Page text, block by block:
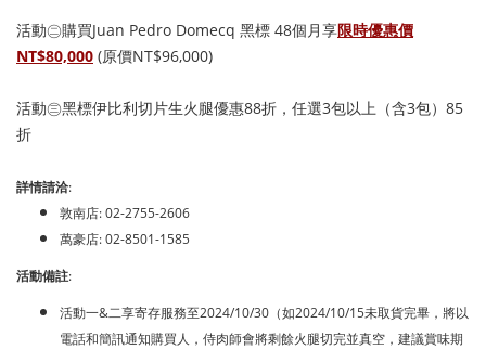
活動㊁購買Juan Pedro Domecq 黑標 48個月享限時優惠價
NT$80,000 (原價NT$96,000)
活動㊂黑標伊比利切片生火腿優惠88折，任選3包以上（含3包）85
折
詳情請洽:
敦南店: 02-2755-2606
萬豪店: 02-8501-1585
活動備註:
活動一&二享寄存服務至2024/10/30（如2024/10/15未取貨完畢，將以
電話和簡訊通知購買人，侍肉師會將剩餘火腿切完並真空，建議賞味期